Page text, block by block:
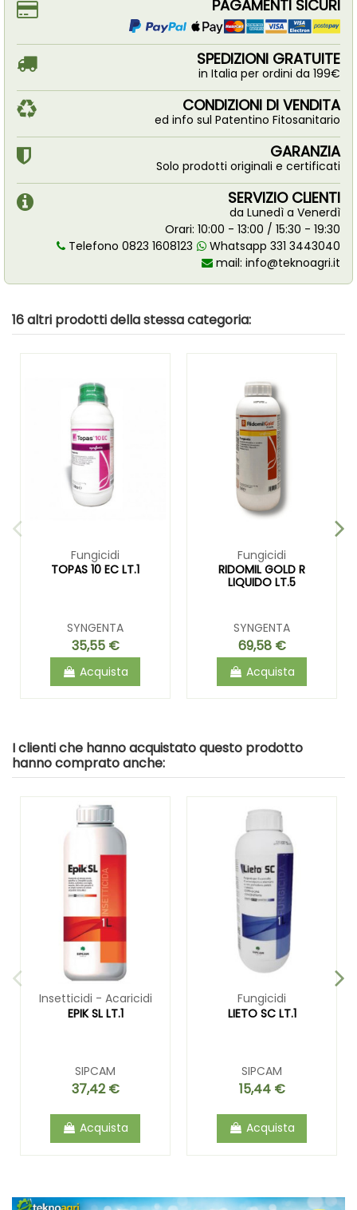
PAGAMENTI SICURI
SPEDIZIONI GRATUITE
in Italia per ordini da 199€
CONDIZIONI DI VENDITA
ed info sul Patentino Fitosanitario
GARANZIA
Solo prodotti originali e certificati
SERVIZIO CLIENTI
da Lunedì a Venerdì
Orari: 10:00 - 13:00 / 15:30 - 19:30
Telefono 0823 1608123
Whatsapp 331 3443040
mail: info@teknoagri.it
16 altri prodotti della stessa categoria:
Fungicidi
TOPAS 10 EC LT.1
SYNGENTA
35,55 €
Acquista
Fungicidi
RIDOMIL GOLD R
LIQUIDO LT.5
SYNGENTA
69,58 €
Acquista
I clienti che hanno acquistato questo prodotto
hanno comprato anche:
Insetticidi - Acaricidi
EPIK SL LT.1
SIPCAM
37,42 €
Acquista
Fungicidi
LIETO SC LT.1
SIPCAM
15,44 €
Acquista